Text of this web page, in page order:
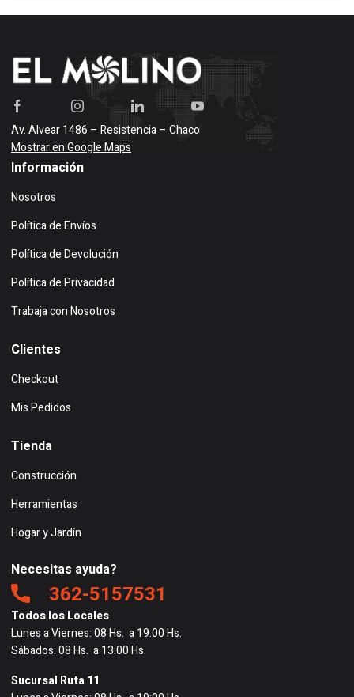
Av. Alvear 1486 – Resistencia – Chaco
Mostrar en Google Maps
Información
Nosotros
Política de Envíos
Política de Devolución
Política de Privacidad
Trabaja con Nosotros
Clientes
Checkout
Mis Pedidos
Tienda
Construcción
Herramientas
Hogar y Jardín
Necesitas ayuda?
362-5157531
Todos los Locales
Lunes a Viernes: 08 Hs. a 19:00 Hs.
Sábados: 08 Hs. a 13:00 Hs.
Sucursal Ruta 11